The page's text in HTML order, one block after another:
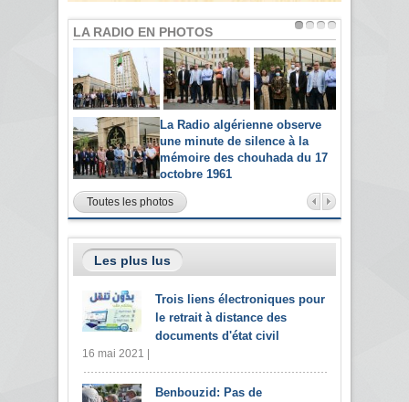
LA RADIO EN PHOTOS
La Radio algérienne observe
une minute de silence à la
mémoire des chouhada du 17
octobre 1961
Toutes les photos
Les plus lus
Trois liens électroniques pour
le retrait à distance des
documents d'état civil
16 mai 2021 |
Benbouzid: Pas de